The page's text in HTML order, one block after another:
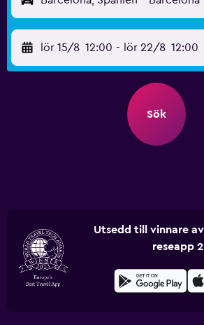
lör 15/8 12:00 - lör 22/8 12:00
Sök
Utsedd till vinnare
reseapp